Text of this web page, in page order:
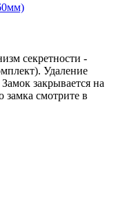
секретности -
Удаление
закрывается на
замка смотрите в